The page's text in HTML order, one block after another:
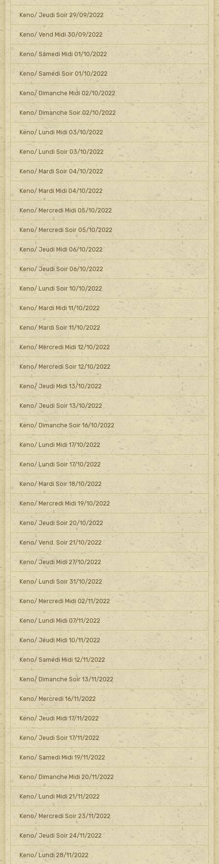
Keno/ Jeudi Soir 29/09/2022
Keno/ Vend Midi 30/09/2022
Keno/ Samedi Midi 01/10/2022
Keno/ Samedi Soir 01/10/2022
Keno/ Dimanche Midi 02/10/2022
Keno/ Dimanche Soir 02/10/2022
Keno/ Lundi Midi 03/10/2022
Keno/ Lundi Soir 03/10/2022
Keno/ Mardi Soir 04/10/2022
Keno/ Mardi Midi 04/10/2022
Keno/ Mercredi Midi 05/10/2022
Keno/ Mercredi Soir 05/10/2022
Keno/ Jeudi Midi 06/10/2022
Keno/ Jeudi Soir 06/10/2022
Keno/ Lundi Soir 10/10/2022
Keno/ Mardi Midi 11/10/2022
Keno/ Mardi Soir 11/10/2022
Keno/ Mercredi Midi 12/10/2022
Keno/ Mercredi Soir 12/10/2022
Keno/ Jeudi Midi 13/10/2022
Keno/ Jeudi Soir 13/10/2022
Keno/ Dimanche Soir 16/10/2022
Keno/ Lundi Midi 17/10/2022
Keno/ Lundi Soir 17/10/2022
Keno/ Mardi Soir 18/10/2022
Keno/ Mercredi Midi 19/10/2022
Keno/ Jeudi Soir 20/10/2022
Keno/ Vend. Soir 21/10/2022
Keno/ Jeudi Midi 27/10/2022
Keno/ Lundi Soir 31/10/2022
Keno/ Mercredi Midi 02/11/2022
Keno/ Lundi Midi 07/11/2022
Keno/ Jeudi Midi 10/11/2022
Keno/ Samedi Midi 12/11/2022
Keno/ Dimanche Soir 13/11/2022
Keno/ Mercredi 16/11/2022
Keno/ Jeudi Midi 17/11/2022
Keno/ Jeudi Soir 17/11/2022
Keno/ Samedi Midi 19/11/2022
Keno/ Dimanche Midi 20/11/2022
Keno/ Lundi Midi 21/11/2022
Keno/ Mercredi Soir 23/11/2022
Keno/ Jeudi Soir 24/11/2022
Keno/ Lundi 28/11/2022